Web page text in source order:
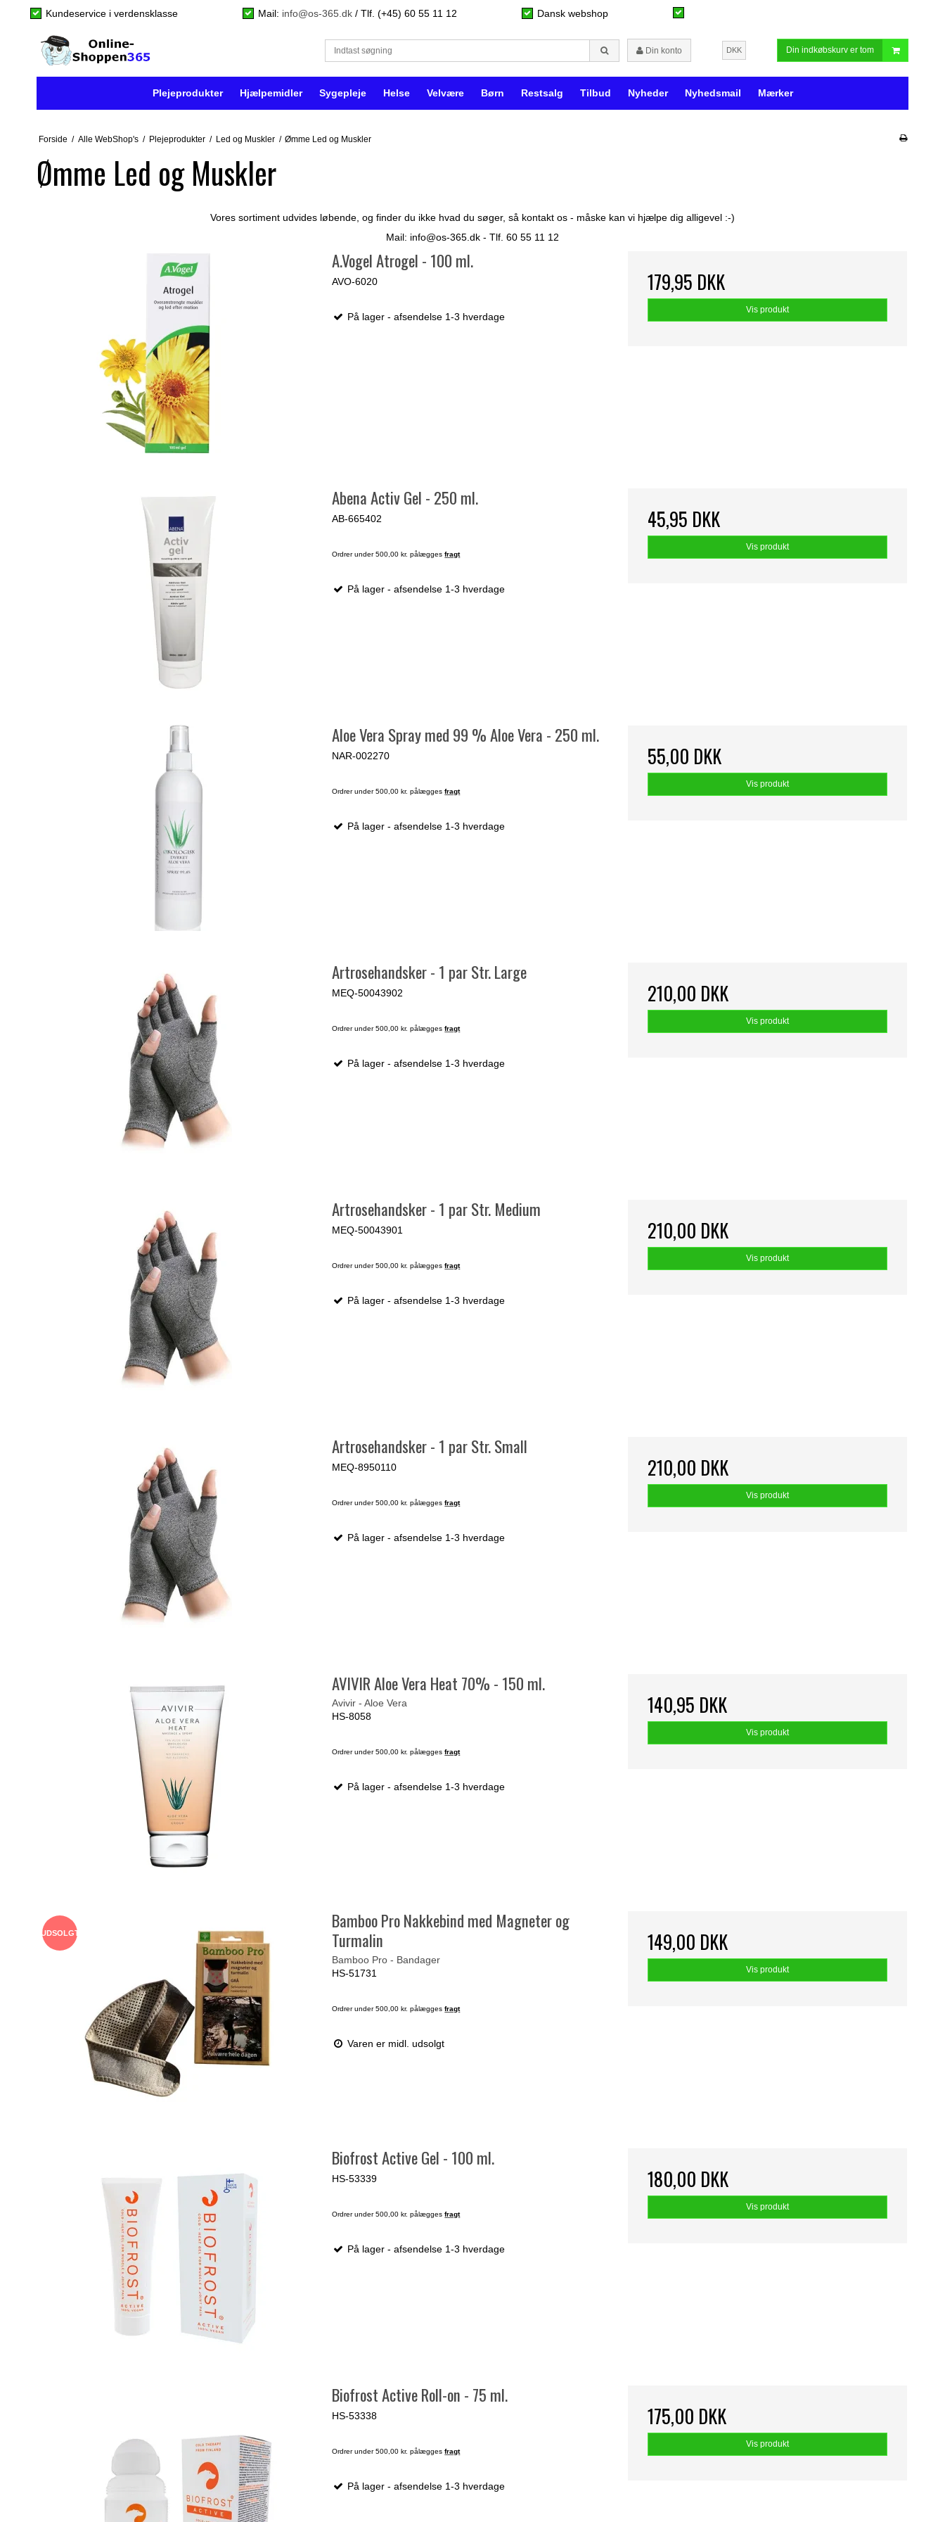
Kundeservice i verdensklasse Mail: info@os-365.dk / Tlf. (+45) 60 55 11 12 Dansk webshop
Din konto DKK Din indkøbskurv er tom
Plejeprodukter Hjælpemidler Sygepleje Helse Velvære Børn Restsalg Tilbud Nyheder Nyhedsmail Mærker
Forside / Alle WebShop's / Plejeprodukter / Led og Muskler / Ømme Led og Muskler
Ømme Led og Muskler
Vores sortiment udvides løbende, og finder du ikke hvad du søger, så kontakt os - måske kan vi hjælpe dig alligevel :-)
Mail: info@os-365.dk - Tlf. 60 55 11 12
A.Vogel Atrogel - 100 ml.
AVO-6020
På lager - afsendelse 1-3 hverdage
179,95 DKK
Vis produkt
Abena Activ Gel - 250 ml.
AB-665402
Ordrer under 500,00 kr. pålæggesfragt
På lager - afsendelse 1-3 hverdage
45,95 DKK
Vis produkt
Aloe Vera Spray med 99 % Aloe Vera - 250 ml.
NAR-002270
Ordrer under 500,00 kr. pålæggesfragt
På lager - afsendelse 1-3 hverdage
55,00 DKK
Vis produkt
Artrosehandsker - 1 par Str. Large
MEQ-50043902
Ordrer under 500,00 kr. pålæggesfragt
På lager - afsendelse 1-3 hverdage
210,00 DKK
Vis produkt
Artrosehandsker - 1 par Str. Medium
MEQ-50043901
Ordrer under 500,00 kr. pålæggesfragt
På lager - afsendelse 1-3 hverdage
210,00 DKK
Vis produkt
Artrosehandsker - 1 par Str. Small
MEQ-8950110
Ordrer under 500,00 kr. pålæggesfragt
På lager - afsendelse 1-3 hverdage
210,00 DKK
Vis produkt
AVIVIR Aloe Vera Heat 70% - 150 ml.
Avivir - Aloe Vera
HS-8058
Ordrer under 500,00 kr. pålæggesfragt
På lager - afsendelse 1-3 hverdage
140,95 DKK
Vis produkt
UDSOLGT
Bamboo Pro Nakkebind med Magneter og
Turmalin
Bamboo Pro - Bandager
HS-51731
Ordrer under 500,00 kr. pålæggesfragt
Varen er midl. udsolgt
149,00 DKK
Vis produkt
Biofrost Active Gel - 100 ml.
HS-53339
Ordrer under 500,00 kr. pålæggesfragt
På lager - afsendelse 1-3 hverdage
180,00 DKK
Vis produkt
Biofrost Active Roll-on - 75 ml.
HS-53338
Ordrer under 500,00 kr. pålæggesfragt
På lager - afsendelse 1-3 hverdage
175,00 DKK
Vis produkt